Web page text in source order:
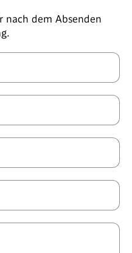
nach dem Absenden